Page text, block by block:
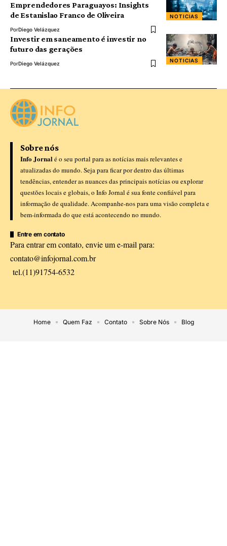
NOTICIAS
Emprendedores Paraguayos: Insights
de Estanislao Franco de Oliveira
PorDiego Velázquez
NOTICIAS
Investir em saneamento é investir no
futuro das gerações
PorDiego Velázquez
Sobre nós
Info Jornal é o seu portal para as notícias mais relevantes e
atualizadas do mundo. Seja para ficar por dentro das últimas
tendências, entender as nuances das principais notícias ou explorar
questões locais e globais, o Info Jornal é sua fonte confiável para
informação de qualidade. Acompanhe-nos para uma visão completa e
bem-informada do que está acontecendo no mundo.
Entre em contato
Para entrar em contato, envie um e-mail para:
contato@infojornal.com.br
tel.(11)91754-6532
Home Quem Faz Contato Sobre Nós Blog